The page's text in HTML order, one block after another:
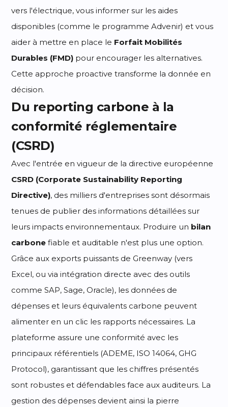
vers l'électrique, vous informer sur les aides
disponibles (comme le programme Advenir) et vous
aider à mettre en place le Forfait Mobilités
Durables (FMD) pour encourager les alternatives.
Cette approche proactive transforme la donnée en
décision.
Du reporting carbone à la
conformité réglementaire
(CSRD)
Avec l'entrée en vigueur de la directive européenne
CSRD (Corporate Sustainability Reporting
Directive), des milliers d'entreprises sont désormais
tenues de publier des informations détaillées sur
leurs impacts environnementaux. Produire un bilan
carbone fiable et auditable n'est plus une option.
Grâce aux exports puissants de Greenway (vers
Excel, ou via intégration directe avec des outils
comme SAP, Sage, Oracle), les données de
dépenses et leurs équivalents carbone peuvent
alimenter en un clic les rapports nécessaires. La
plateforme assure une conformité avec les
principaux référentiels (ADEME, ISO 14064, GHG
Protocol), garantissant que les chiffres présentés
sont robustes et défendables face aux auditeurs. La
gestion des dépenses devient ainsi la pierre